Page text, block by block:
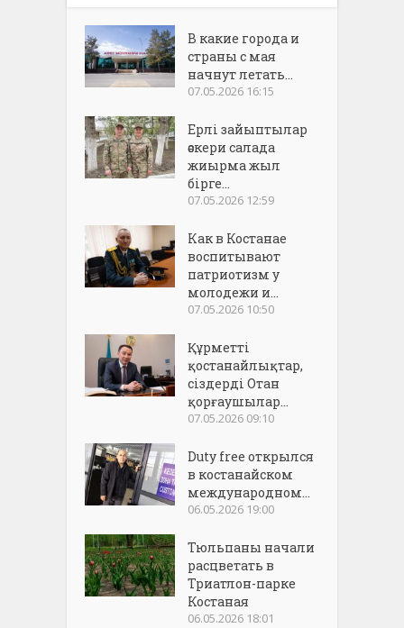
В какие города и
страны с мая
начнут летать...
07.05.2026 16:15
Ерлі зайыптылар
әскери салада
жиырма жыл
бірге...
07.05.2026 12:59
Как в Костанае
воспитывают
патриотизм у
молодежи и...
07.05.2026 10:50
Құрметті
қостанайлықтар,
сіздерді Отан
қорғаушылар...
07.05.2026 09:10
Duty free открылся
в костанайском
международном...
06.05.2026 19:00
Тюльпаны начали
расцветать в
Триатлон-парке
Костаная
06.05.2026 18:01